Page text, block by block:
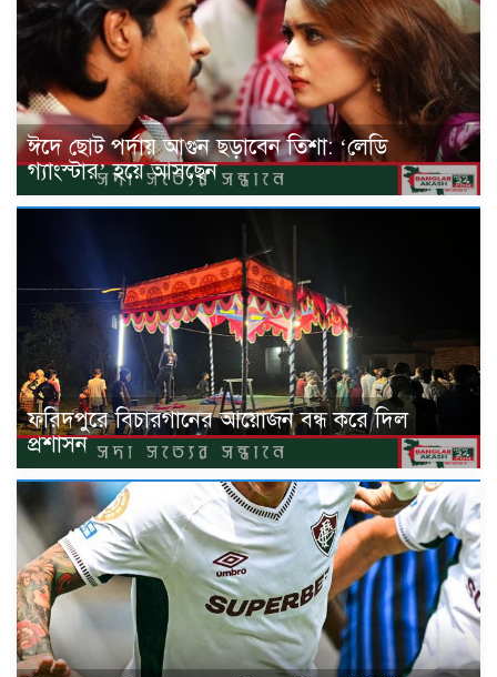
ঈদে ছোট পর্দায় আগুন ছড়াবেন তিশা: ‘লেডি
গ্যাংস্টার’ হয়ে আসছেন
ফরিদপুরে বিচারগানের আয়োজন বন্ধ করে দিল
প্রশাসন